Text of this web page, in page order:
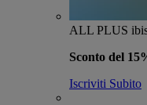
ALL PLUS
Sconto del
Iscriviti Subito